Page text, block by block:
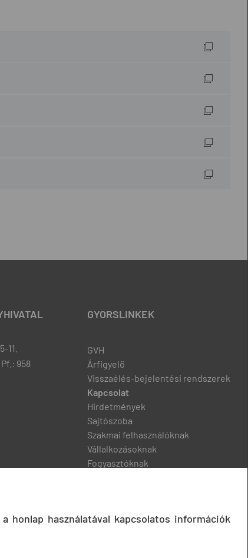
11.
958
GYORSLINKEK
GVH
Árfigyelő
Visszaélés-bejelentési rendszerek
Kapcsolat
Hirdetmények
Sajtószoba
Szakmai felhasználóknak
Vállalkozásoknak
Fogyasztóknak
honlap használatával kapcsolatos információk